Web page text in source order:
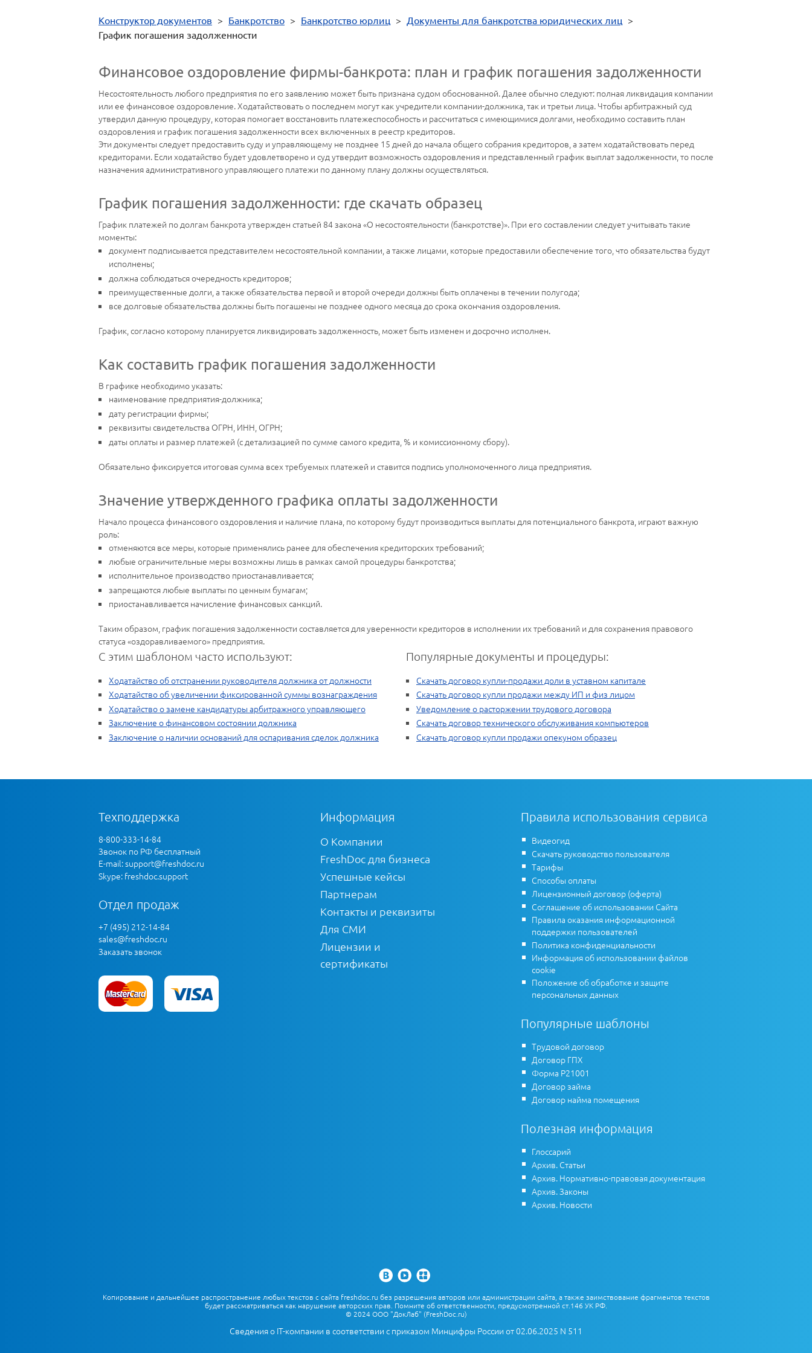
Конструктор документов > Банкротство > Банкротство юрлиц > Документы для банкротства юридических лиц >
График погашения задолженности
Финансовое оздоровление фирмы-банкрота: план и график погашения задолженности
Несостоятельность любого предприятия по его заявлению может быть признана судом обоснованной. Далее обычно следуют: полная ликвидация компании
или ее финансовое оздоровление. Ходатайствовать о последнем могут как учредители компании-должника, так и третьи лица. Чтобы арбитражный суд
утвердил данную процедуру, которая помогает восстановить платежеспособность и рассчитаться с имеющимися долгами, необходимо составить план
оздоровления и график погашения задолженности всех включенных в реестр кредиторов.
Эти документы следует предоставить суду и управляющему не позднее 15 дней до начала общего собрания кредиторов, а затем ходатайствовать перед
кредиторами. Если ходатайство будет удовлетворено и суд утвердит возможность оздоровления и представленный график выплат задолженности, то после
назначения административного управляющего платежи по данному плану должны осуществляться.
График погашения задолженности: где скачать образец
График платежей по долгам банкрота утвержден статьей 84 закона «О несостоятельности (банкротстве)». При его составлении следует учитывать такие
моменты:
документ подписывается представителем несостоятельной компании, а также лицами, которые предоставили обеспечение того, что обязательства будут
исполнены;
должна соблюдаться очередность кредиторов;
преимущественные долги, а также обязательства первой и второй очереди должны быть оплачены в течении полугода;
все долговые обязательства должны быть погашены не позднее одного месяца до срока окончания оздоровления.
График, согласно которому планируется ликвидировать задолженность, может быть изменен и досрочно исполнен.
Как составить график погашения задолженности
В графике необходимо указать:
наименование предприятия-должника;
дату регистрации фирмы;
реквизиты свидетельства ОГРН, ИНН, ОГРН;
даты оплаты и размер платежей (с детализацией по сумме самого кредита, % и комиссионному сбору).
Обязательно фиксируется итоговая сумма всех требуемых платежей и ставится подпись уполномоченного лица предприятия.
Значение утвержденного графика оплаты задолженности
Начало процесса финансового оздоровления и наличие плана, по которому будут производиться выплаты для потенциального банкрота, играют важную
роль:
отменяются все меры, которые применялись ранее для обеспечения кредиторских требований;
любые ограничительные меры возможны лишь в рамках самой процедуры банкротства;
исполнительное производство приостанавливается;
запрещаются любые выплаты по ценным бумагам;
приостанавливается начисление финансовых санкций.
Таким образом, график погашения задолженности составляется для уверенности кредиторов в исполнении их требований и для сохранения правового
статуса «оздоравливаемого» предприятия.
С этим шаблоном часто используют:
Ходатайство об отстранении руководителя должника от должности
Ходатайство об увеличении фиксированной суммы вознаграждения
Ходатайство о замене кандидатуры арбитражного управляющего
Заключение о финансовом состоянии должника
Заключение о наличии оснований для оспаривания сделок должника
Популярные документы и процедуры:
Скачать договор купли-продажи доли в уставном капитале
Скачать договор купли продажи между ИП и физ лицом
Уведомление о расторжении трудового договора
Скачать договор технического обслуживания компьютеров
Скачать договор купли продажи опекуном образец
Техподдержка
8-800-333-14-84
Звонок по РФ бесплатный
E-mail:support@freshdoc.ru
Skype: freshdoc.support
Отдел продаж
+7 (495) 212-14-84
sales@freshdoc.ru
Заказать звонок
Информация
О Компании
FreshDoc для бизнеса
Успешные кейсы
Партнерам
Контакты и реквизиты
Для СМИ
Лицензии и
сертификаты
Правила использования сервиса
Видеогид
Скачать руководство пользователя
Тарифы
Способы оплаты
Лицензионный договор (оферта)
Соглашение об использовании Сайта
Правила оказания информационной
поддержки пользователей
Политика конфиденциальности
Информация об использовании файлов
cookie
Положение об обработке и защите
персональных данных
Популярные шаблоны
Трудовой договор
Договор ГПХ
Форма Р21001
Договор займа
Договор найма помещения
Полезная информация
Глоссарий
Архив. Статьи
Архив. Нормативно-правовая документация
Архив. Законы
Архив. Новости
Копирование и дальнейшее распространение любых текстов с сайта freshdoc.ru без разрешения авторов или администрации сайта, а также заимствование фрагментов текстов
будет рассматриваться как нарушение авторских прав. Помните об ответственности, предусмотренной ст.146 УК РФ.
© 2024 ООО "ДокЛаб" (FreshDoc.ru)
Сведения о IT-компании в соответствии с приказом Минцифры России от 02.06.2025 N 511